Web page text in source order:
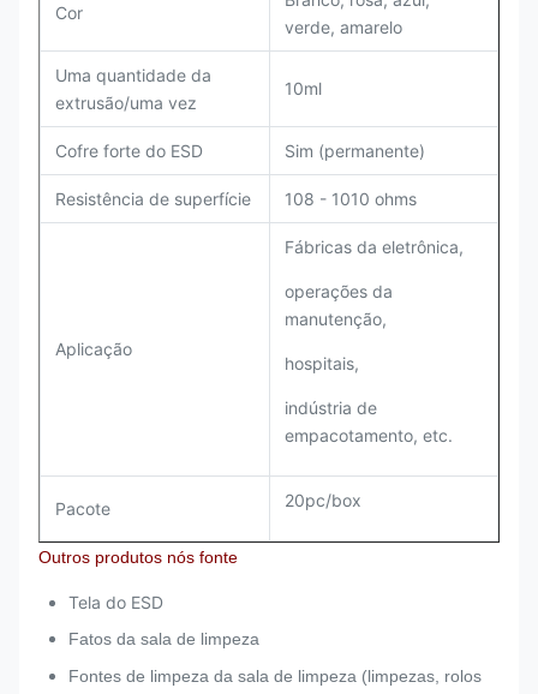
Cor
verde, amarelo
Uma quantidade da
extrusão/uma vez
10ml
Cofre forte do ESD Sim (permanente)
Resistência de superfície 108 - 1010 ohms
Aplicação
Fábricas da eletrônica,
operações da
manutenção,
hospitais,
indústria de
empacotamento, etc.
Pacote 20pc/box
Outros produtos nós fonte
Tela do ESD
Fatos da sala de limpeza
Fontes de limpeza da sala de limpeza (limpezas, rolos